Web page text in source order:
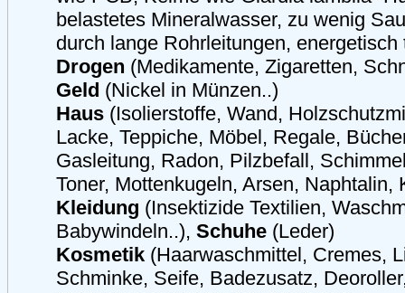
belastetes Mineralwasser, zu wenig
durch lange Rohrleitungen, energetisch
Drogen (Medikamente, Zigaretten,
Geld (Nickel in Münzen..)
Haus (Isolierstoffe, Wand,
Lacke, Teppiche, Möbel, Regale,
Gasleitung, Radon, Pilzbefall,
Toner, Mottenkugeln, Arsen, Naphtalin,
Kleidung (Insektizide Textilien,
Babywindeln..), Schuhe (Leder)
Kosmetik (Haarwaschmittel, Cremes,
Schminke, Seife, Badezusatz,